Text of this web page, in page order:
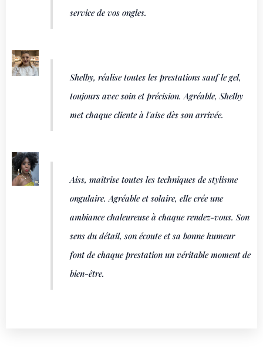
service de vos ongles.
Shelby, réalise toutes les prestations sauf le gel,
toujours avec soin et précision. Agréable, Shelby
met chaque cliente à l'aise dès son arrivée.
Aiss,maîtrise toutes les techniques de stylisme
ongulaire. Agréable et solaire, elle crée une
ambiance chaleureuse à chaque rendez-vous. Son
sens du détail, son écoute et sa bonne humeur
font de chaque prestation un véritable moment de
bien-être.